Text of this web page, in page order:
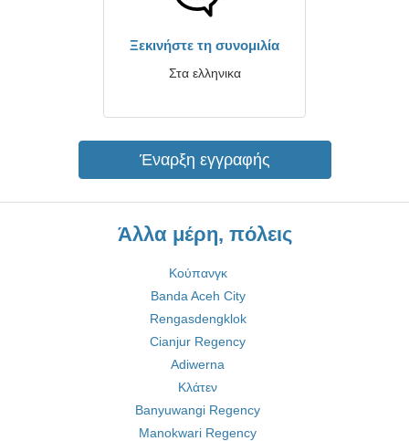
Ξεκινήστε τη συνομιλία
Στα ελληνικα
Έναρξη εγγραφής
Άλλα μέρη, πόλεις
Κούπανγκ
Banda Aceh City
Rengasdengklok
Cianjur Regency
Adiwerna
Κλάτεν
Banyuwangi Regency
Manokwari Regency